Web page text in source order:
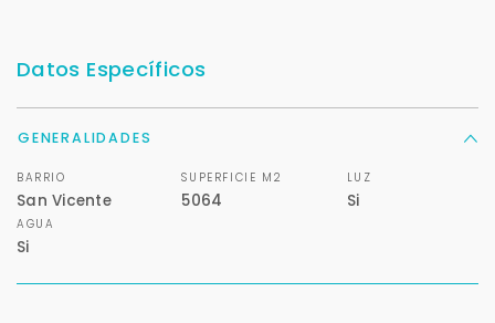
Datos Específicos
GENERALIDADES
BARRIO
San Vicente
SUPERFICIE M2
5064
LUZ
Si
AGUA
Si
Tu nombre *